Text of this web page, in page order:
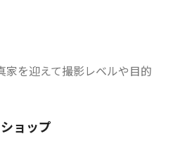
家を迎えて撮影レベルや目的
ョップ